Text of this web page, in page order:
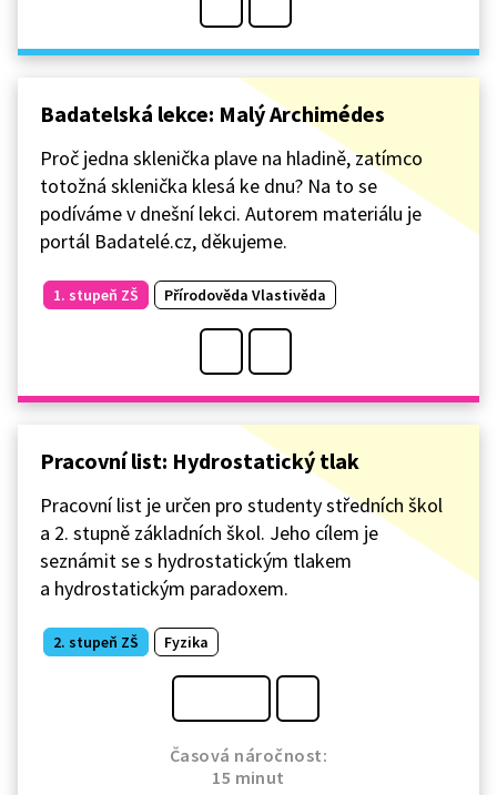
Badatelská lekce: Malý Archimédes
Proč jedna sklenička plave na hladině, zatímco
totožná sklenička klesá ke dnu? Na to se
podíváme v dnešní lekci. Autorem materiálu je
portál Badatelé.cz, děkujeme.
1. stupeň ZŠ Přírodověda Vlastivěda
Pracovní list: Hydrostatický tlak
Pracovní list je určen pro studenty středních škol
a 2. stupně základních škol. Jeho cílem je
seznámit se s hydrostatickým tlakem
a hydrostatickým paradoxem.
2. stupeň ZŠ Fyzika
Časová náročnost:
15 minut